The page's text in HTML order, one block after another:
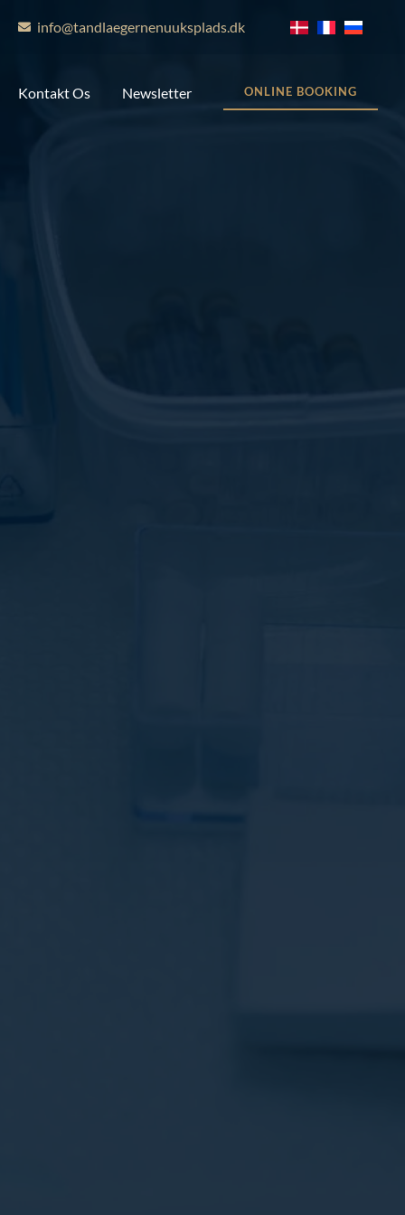
info@tandlaegernenuuksplads.dk
Kontakt Os Newsletter ONLINE BOOKING